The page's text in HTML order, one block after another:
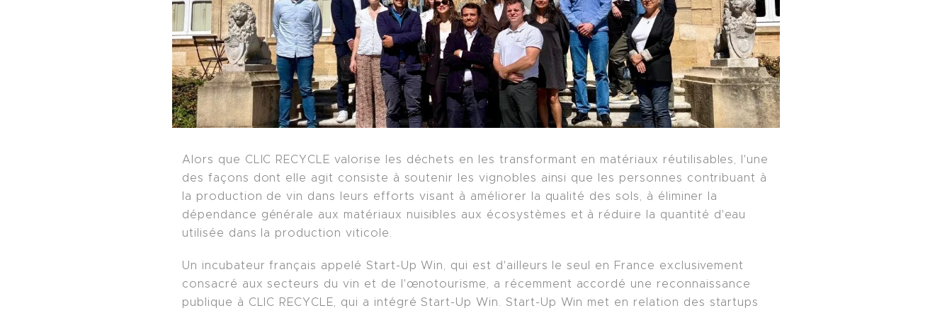
Alors que CLIC RECYCLE valorise les déchets en les transformant en matériaux réutilisables, l'une
des façons dont elle agit consiste à soutenir les vignobles ainsi que les personnes contribuant à
la production de vin dans leurs efforts visant à améliorer la qualité des sols, à éliminer la
dépendance générale aux matériaux nuisibles aux écosystèmes et à réduire la quantité d'eau
utilisée dans la production viticole.
Un incubateur français appelé Start-Up Win, qui est d'ailleurs le seul en France exclusivement
consacré aux secteurs du vin et de l'œnotourisme, a récemment accordé une reconnaissance
publique à CLIC RECYCLE, qui a intégré Start-Up Win. Start-Up Win met en relation des startups